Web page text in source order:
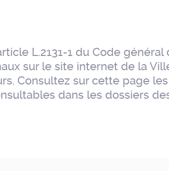
L.2131-1 du Code
sur le site internet de la
Consultez sur cette page
dans les dossiers